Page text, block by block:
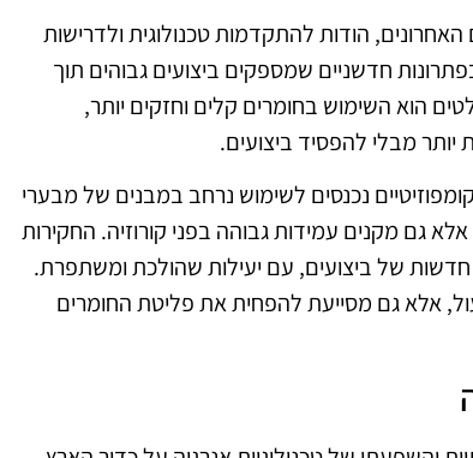
האחרונים, הודות להתקדמות טכנולוגית ולדרישות
חדשניים שמספקים ביצועים גבוהים תוך
הוא השימוש בחומרים קלים וחזקים יותר,
מבלי להפסיד ביצועים.
נכנסים לשימוש נרחב במבנים של מבערי
גם מקנים עמידות גבוהה בפני קורוזיה. החקירות
של ביצועים, עם יעילות שהולכת ומשתפרת.
אלא גם מסייעת להפחית את פליטת החומרים